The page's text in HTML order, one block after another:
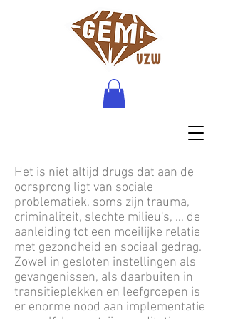
Het is niet altijd drugs dat aan de
oorsprong ligt van sociale
problematiek, soms zijn trauma,
criminaliteit, slechte milieu's, … de
aanleiding tot een moeilijke relatie
met gezondheid en sociaal gedrag.
Zowel in gesloten instellingen als
gevangenissen, als daarbuiten in
transitieplekken en leefgroepen is
er enorme nood aan implementatie